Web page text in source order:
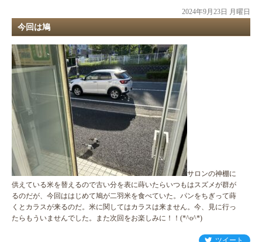
2024年9月23日 月曜日
今回は鳩
サロンの神棚に
供えている米を替えるので古い分を表に蒔いたらいつもはスズメが群が
るのだが、今回ははじめて鳩が二羽米を食べていた。パンをちぎって蒔
くとカラスが来るのだ。米に関してはカラスは来ません。今、見に行っ
たらもういませんでした。また次回をお楽しみに！！(*^o^*)
ツイート